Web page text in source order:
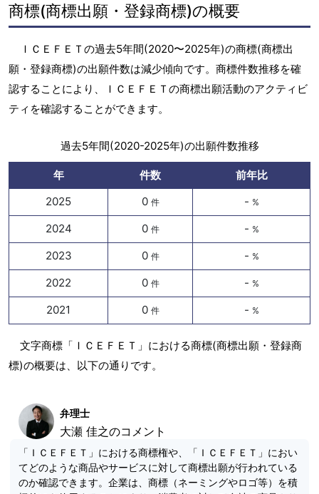
商標(商標出願・登録商標)の概要
ＩＣＥＦＥＴの過去5年間(2020〜2025年)の商標(商標出
願・登録商標)の出願件数は減少傾向です。商標件数推移を確
認することにより、ＩＣＥＦＥＴの商標出願活動のアクティビ
ティを確認することができます。
過去5年間(2020-2025年)の出願件数推移
年 件数
前年比
2025
0 件 - %
2024 0 件 - %
2023 0 件 - %
2022 0 件 - %
2021 0 件 - %
文字商標「ＩＣＥＦＥＴ」における商標(商標出願・登録商
標)の概要は、以下の通りです。
弁理士
大瀬 佳之のコメント
「ＩＣＥＦＥＴ」における商標権や、「ＩＣＥＦＥＴ」におい
てどのような商品やサービスに対して商標出願が行われている
のか確認できます。企業は、商標（ネーミングやロゴ等）を積